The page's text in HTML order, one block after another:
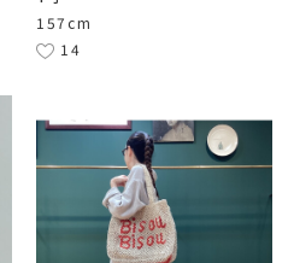
157cm
14